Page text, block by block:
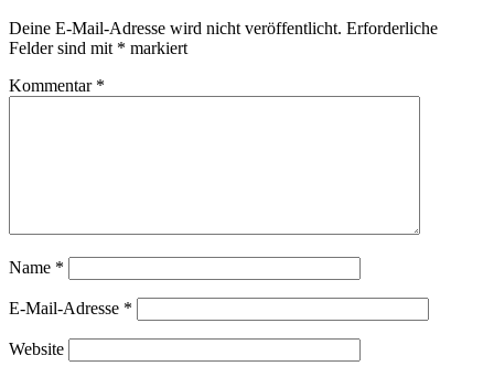
Deine E-Mail-Adresse wird nicht veröffentlicht. Erforderliche
Felder sind mit * markiert
Kommentar *
Name *
E-Mail-Adresse *
Website